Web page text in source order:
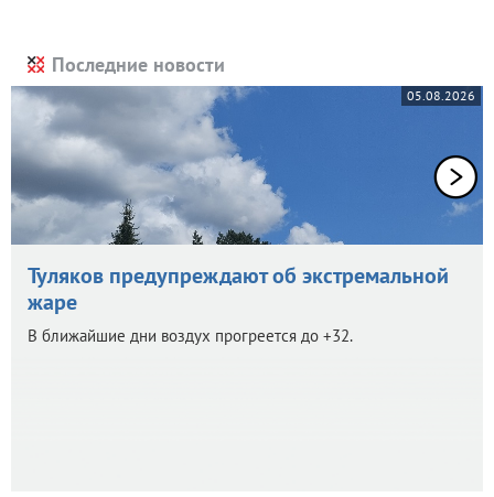
Последние новости
05.08.2026
Туляков предупреждают об экстремальной
жаре
В ближайшие дни воздух прогреется до +32.